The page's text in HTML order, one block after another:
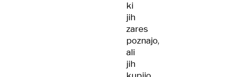
ki
jih
zares
poznajo,
ali
jih